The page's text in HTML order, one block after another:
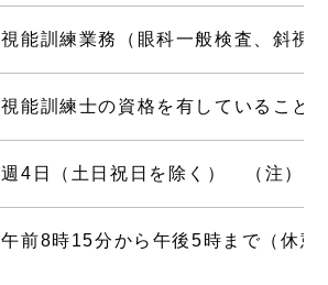
視能訓練業務（眼科一般検査、斜視
視能訓練士の資格を有していること
週4日（土日祝日を除く） （注）
午前8時15分から午後5時まで（休憩